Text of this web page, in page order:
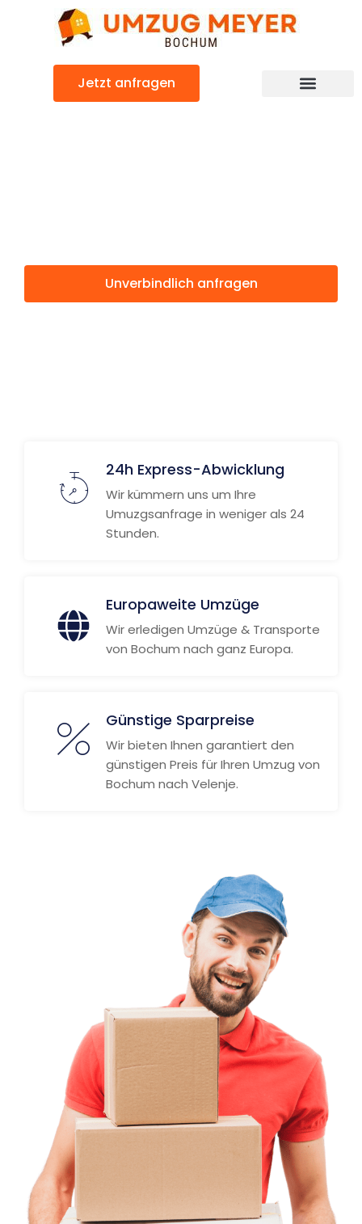
Jetzt anfragen
Unverbindlich anfragen
24h Express-Abwicklung
Wir kümmern uns um Ihre
Umuzgsanfrage in weniger als 24
Stunden.
Europaweite Umzüge
Wir erledigen Umzüge & Transporte
von Bochum nach ganz Europa.
Günstige Sparpreise
Wir bieten Ihnen garantiert den
günstigen Preis für Ihren Umzug von
Bochum nach Velenje.